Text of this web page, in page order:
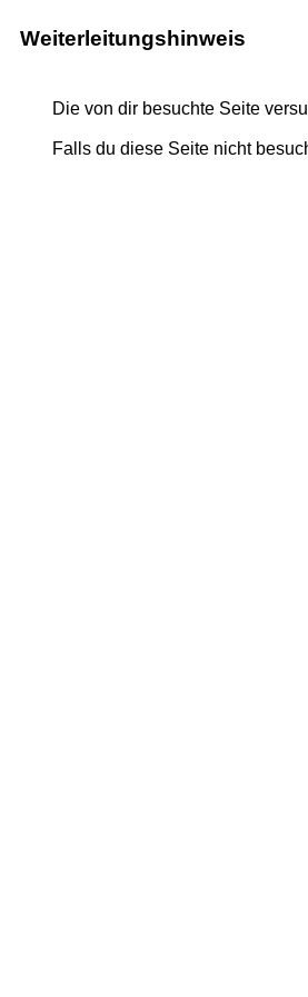
Weiterleitungshinweis
Die von dir besuchte Seite
Falls du diese Seite nicht